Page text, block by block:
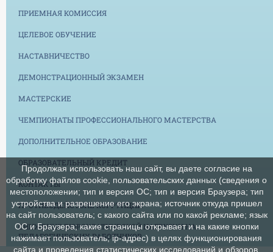
ПРИЕМНАЯ КОМИССИЯ
ЦЕЛЕВОЕ ОБУЧЕНИЕ
НАСТАВНИЧЕСТВО
ДЕМОНСТРАЦИОННЫЙ ЭКЗАМЕН
МАСТЕРСКИЕ
ЧЕМПИОНАТЫ ПРОФЕССИОНАЛЬНОГО МАСТЕРСТВА
ДОПОЛНИТЕЛЬНОЕ ОБРАЗОВАНИЕ
ОБРАЗОВАТЕЛЬНЫЙ КРЕДИТ
КОНТАКТЫ
ПРОТИВОДЕЙСТВИЕ КОРРУПЦИИ
СНИЖЕНИЕ БЮРОКРАТИЧЕСКОЙ НАГРУЗКИ НА
ПЕДАГОГИЧЕСКИХ РАБОТНИКОВ
Продолжая использовать наш сайт, вы даете согласие на
обработку файлов cookie, пользовательских данных (сведения о
местоположении; тип и версия ОС; тип и версия Браузера; тип
устройства и разрешение его экрана; источник откуда пришел
на сайт пользователь; с какого сайта или по какой рекламе; язык
ОС и Браузера; какие страницы открывает и на какие кнопки
нажимает пользователь; ip-адрес) в целях функционирования
сайта и проведения статистических исследований и обзоров.